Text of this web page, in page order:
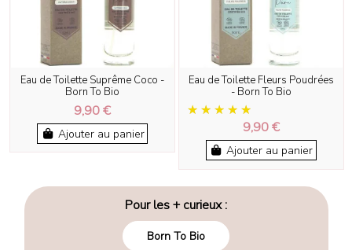
Eau de Toilette Suprême Coco -
Born To Bio
9,90 €
Ajouter au panier
Eau de Toilette Fleurs Poudrées
- Born To Bio
9,90 €
Ajouter au panier
Pour les + curieux :
Born To Bio